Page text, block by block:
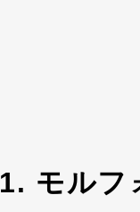
1. モルフ